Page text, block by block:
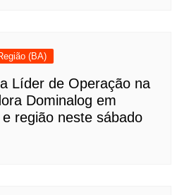
(BA)
Líder de Operação na
Dominalog em
região neste sábado